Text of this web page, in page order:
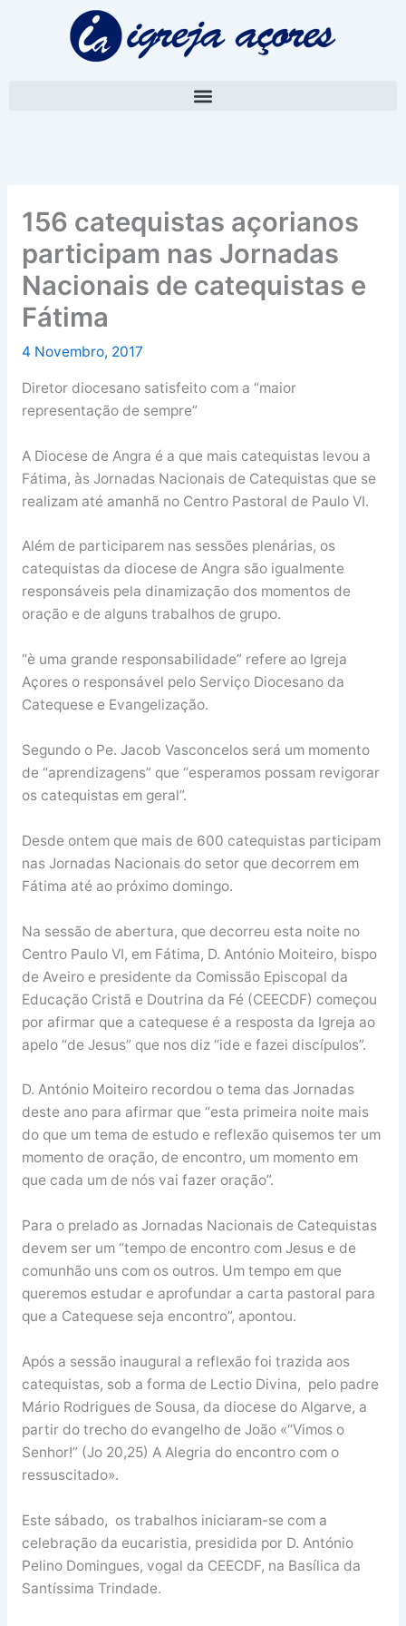
156 catequistas açorianos
participam nas Jornadas
Nacionais de catequistas e
Fátima
4 Novembro, 2017
Diretor diocesano satisfeito com a “maior
representação de sempre”
A Diocese de Angra é a que mais catequistas levou a
Fátima, às Jornadas Nacionais de Catequistas que se
realizam até amanhã no Centro Pastoral de Paulo VI.
Além de participarem nas sessões plenárias, os
catequistas da diocese de Angra são igualmente
responsáveis pela dinamização dos momentos de
oração e de alguns trabalhos de grupo.
“è uma grande responsabilidade” refere ao Igreja
Açores o responsável pelo Serviço Diocesano da
Catequese e Evangelização.
Segundo o Pe. Jacob Vasconcelos será um momento
de “aprendizagens” que “esperamos possam revigorar
os catequistas em geral”.
Desde ontem que mais de 600 catequistas participam
nas Jornadas Nacionais do setor que decorrem em
Fátima até ao próximo domingo.
Na sessão de abertura, que decorreu esta noite no
Centro Paulo VI, em Fátima, D. António Moiteiro, bispo
de Aveiro e presidente da Comissão Episcopal da
Educação Cristã e Doutrina da Fé (CEECDF) começou
por afirmar que a catequese é a resposta da Igreja ao
apelo “de Jesus” que nos diz “ide e fazei discípulos”.
D. António Moiteiro recordou o tema das Jornadas
deste ano para afirmar que “esta primeira noite mais
do que um tema de estudo e reflexão quisemos ter um
momento de oração, de encontro, um momento em
que cada um de nós vai fazer oração”.
Para o prelado as Jornadas Nacionais de Catequistas
devem ser um “tempo de encontro com Jesus e de
comunhão uns com os outros. Um tempo em que
queremos estudar e aprofundar a carta pastoral para
que a Catequese seja encontro”, apontou.
Após a sessão inaugural a reflexão foi trazida aos
catequistas, sob a forma de Lectio Divina, pelo padre
Mário Rodrigues de Sousa, da diocese do Algarve, a
partir do trecho do evangelho de João «“Vimos o
Senhor!” (Jo 20,25) A Alegria do encontro com o
ressuscitado».
Este sábado, os trabalhos iniciaram-se com a
celebração da eucaristia, presidida por D. António
Pelino Domingues, vogal da CEECDF, na Basílica da
Santíssima Trindade.